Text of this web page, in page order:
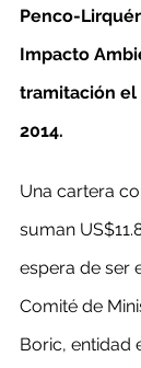
Penco-
Impacto
tramitación el
2014.
Una cartera
suman
espera de ser
Comité de
Boric, entidad